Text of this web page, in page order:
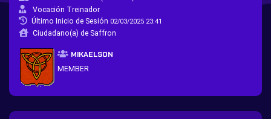
Vocación Treinador
Último Inicio de Sesión 02/03/2025 23:41
Ciudadano(a) de Saffron
MIKAELSON
MEMBER